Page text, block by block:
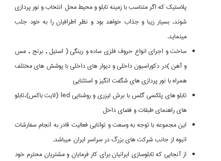
پلاستيك كه اگر متناسب با زمينه تابلو و محيط محل انتخاب و نور پردازي
شوند، بسيار زيبا و جذاب خواهد بود و نظر اطرافيان را به خود جلب
مينمايد.
ساخت و اجراي انواع حروف فلزي ساده و رينگي ( استيل , برنج , مس
و آهن )در دكوراسيون داخلي و ديوار هاي داخلي با پوشش هاي مختلف
همراه با نور پردازي هاي شگفت انگيز و استثنايي
تابلو هاي پلكسي گلس با برش ليزري و روشنايي led (لايت باكس)،تابلو
هاي راهنماي طبقات و فضاي داخل
اين مجموعه با توجه به وسعت و توانايي فعاليت قادر به انجام سفارشات
انبوه از جانب شركت هاي بزرگ در سراسر ايران ميباشد.
از آنجايي كه تابلوسازي ايرانيان براي كار فرمايان و مشتريان محترم خود